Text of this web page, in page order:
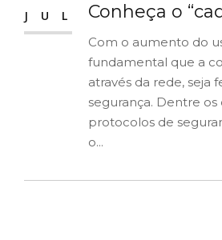
JUL
Conheça o
Com o aumento do
fundamental que a
através da rede, seja
segurança. Dentre os
protocolos de
o...